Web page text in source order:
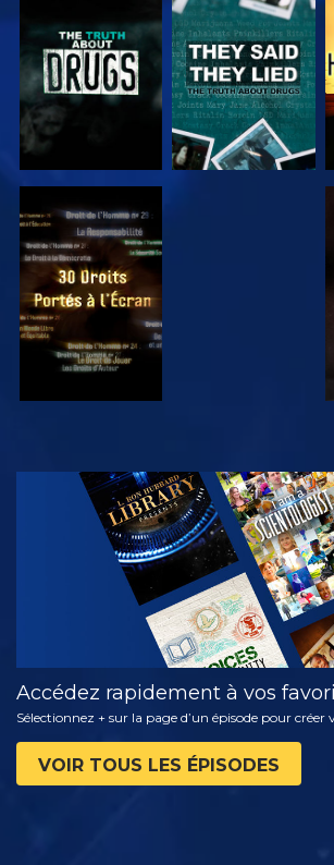
REGARDER
REGARDER
REGARDER
Accédez rapidement à vos
Sélectionnez + sur la page d’un épisode pour créer
VOIR TOUS LES ÉPISODES